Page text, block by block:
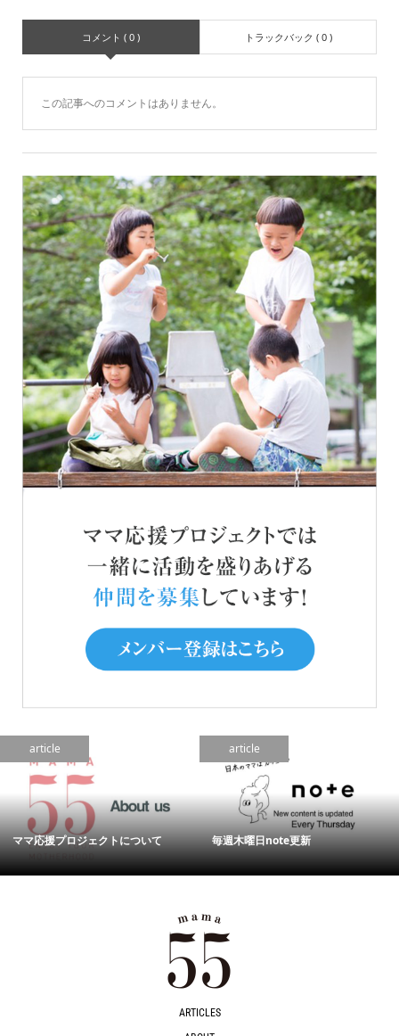
コメント ( 0 ) トラックバック ( 0 )
この記事へのコメントはありません。
article
ママ応援プロジェクトについて
article
毎週木曜日note更新
ARTICLES